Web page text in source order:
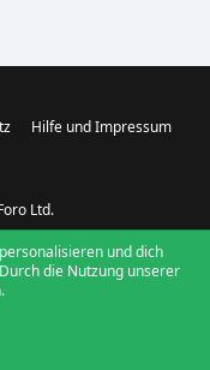
Hilfe und Impressum
Ltd.
und dich
die Nutzung unserer